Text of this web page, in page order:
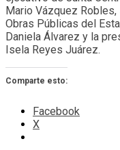
Mario Vázquez
Obras Públicas del
Daniela Álvarez y la
Isela Reyes Juárez.
Comparte esto:
Facebook
X